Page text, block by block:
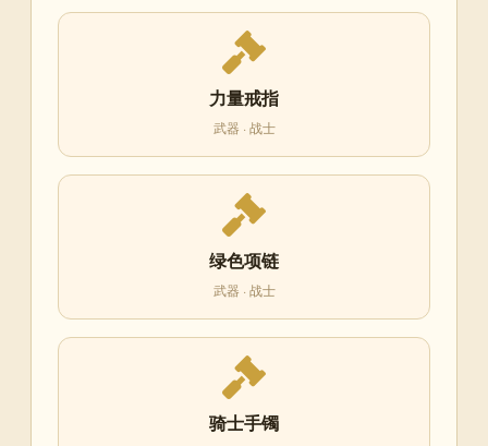
力量戒指
武器 · 战士
绿色项链
武器 · 战士
骑士手镯